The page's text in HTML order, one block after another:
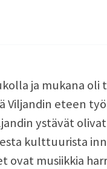
ja mukana oli
Viljandin eteen
ystävät
kulttuurista
ovat musiikkia